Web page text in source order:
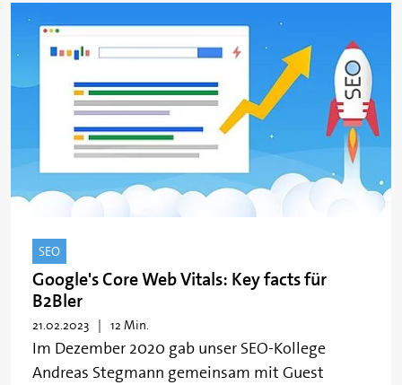
SEO
Google's Core Web Vitals: Key facts für
B2Bler
21.02.2023 12 Min.
Im Dezember 2020 gab unser SEO-Kollege
Andreas Stegmann gemeinsam mit Guest